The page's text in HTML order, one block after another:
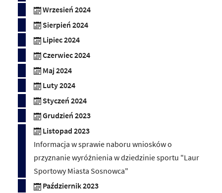
Wrzesień 2024
Sierpień 2024
Lipiec 2024
Czerwiec 2024
Maj 2024
Luty 2024
Styczeń 2024
Grudzień 2023
Listopad 2023
Informacja w sprawie naboru wniosków o
przyznanie wyróżnienia w dziedzinie sportu "Laur
Sportowy Miasta Sosnowca"
Październik 2023